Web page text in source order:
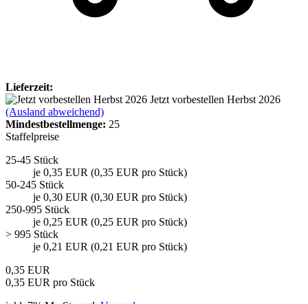
Lieferzeit:
Jetzt vorbestellen Herbst 2026
(Ausland abweichend)
Mindest­bestellmenge: 25
Staffelpreise
25-45 Stück
je 0,35 EUR (0,35 EUR pro Stück)
50-245 Stück
je 0,30 EUR (0,30 EUR pro Stück)
250-995 Stück
je 0,25 EUR (0,25 EUR pro Stück)
> 995 Stück
je 0,21 EUR (0,21 EUR pro Stück)
0,35 EUR
0,35 EUR pro Stück